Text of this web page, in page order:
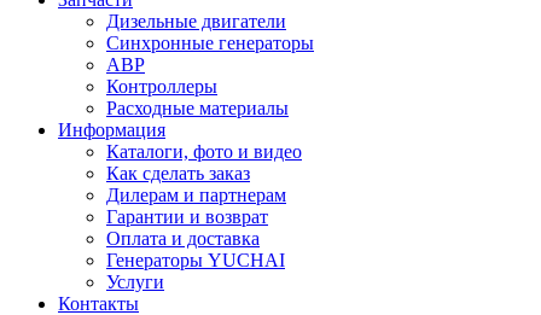
Дизельные двигатели
Синхронные генераторы
АВР
Контроллеры
Расходные материалы
Информация
Каталоги, фото и видео
Как сделать заказ
Дилерам и партнерам
Гарантии и возврат
Оплата и доставка
Генераторы YUCHAI
Услуги
Контакты